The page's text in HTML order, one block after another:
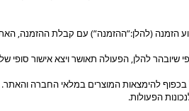
הזמנה (להלן:”ההזמנה”) עם קבלת ההזמנה,
להלן, הפעולה תאושר ויצא אישור סופי
בכפוף להימצאות המוצרים במלאי החברה והאתר.
הפעולות.